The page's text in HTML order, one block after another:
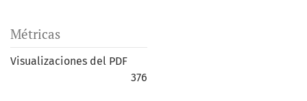
Métricas
Visualizaciones del PDF
376